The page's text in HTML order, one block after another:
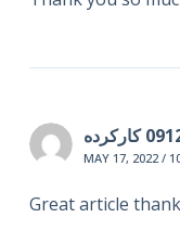
MAY 17, 2022 /
Great article